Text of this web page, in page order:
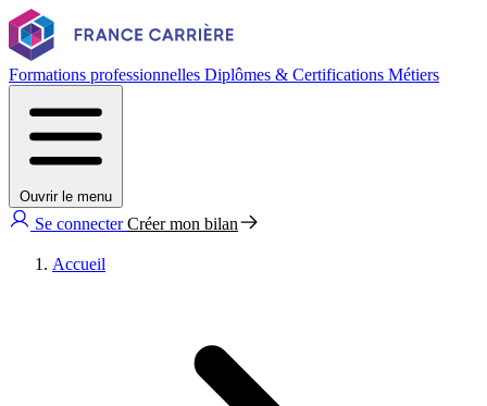
Formations professionnelles Diplômes & Certifications Métiers
Ouvrir le menu
Se connecterCréer mon bilan
Accueil